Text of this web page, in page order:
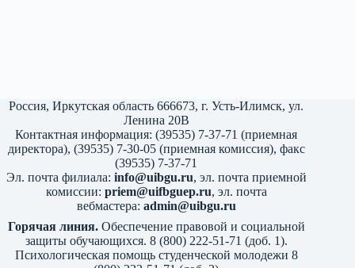
Россия, Иркутская область 666673, г. Усть-Илимск, ул.
Ленина 20В
Контактная информация: (39535) 7-37-71 (приемная
директора), (39535) 7-30-05 (приемная комиссия), факс
(39535) 7-37-71
Эл. почта филиала: info@uibgu.ru, эл. почта приемной
комиссии: priem@uifbguep.ru, эл. почта
вебмастера: admin@uibgu.ru
Горячая линия.Обеспечение правовой и социальной
защиты обучающихся. 8 (800) 222-51-71 (доб. 1).
Психологическая помощь студенческой молодежи 8